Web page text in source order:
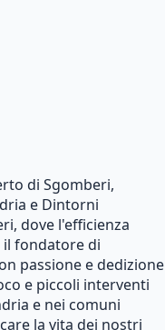
di Sgomberi,
e Dintorni
dove l'efficienza
il fondatore di
passione e dedizione
e piccoli interventi
e nei comuni
la vita dei nostri